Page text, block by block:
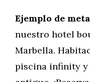
Ejemplo de
nuestro hotel
Marbella.
piscina infinity y